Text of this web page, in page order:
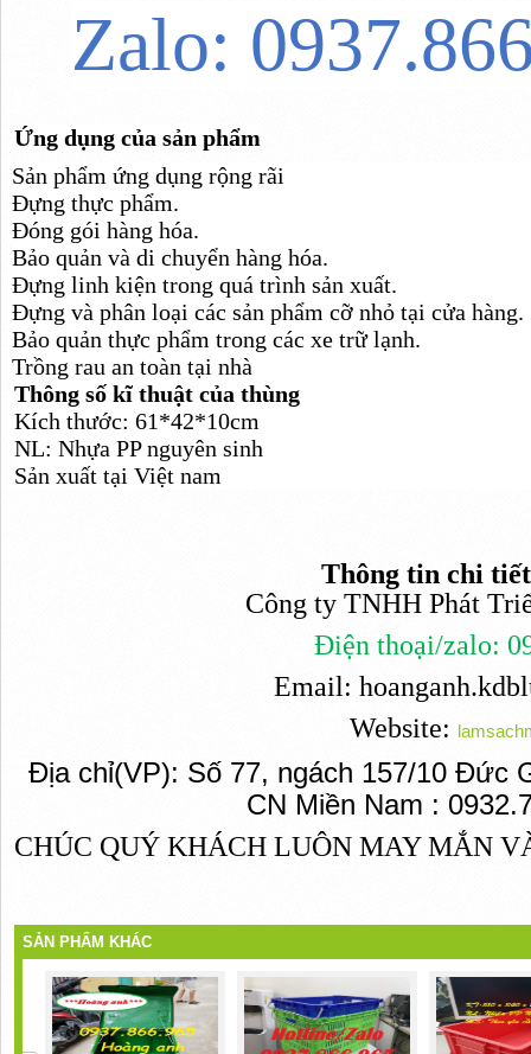
Zalo:
Ứng dụng của sản phẩm
Sản phẩm ứng dụng rộng rãi
Đựng thực phẩm.
Đóng gói hàng hóa.
Bảo quản và di chuyển hàng hóa.
Đựng linh kiện trong quá trình sản xuất.
Đựng và phân loại các sản phẩm cỡ nhỏ tại cửa hàng.
Bảo quản thực phẩm trong các xe trữ lạnh.
Trồng rau an toàn tại nhà
Thông số kĩ thuật của thùng
Kích thước: 61*42*10cm
NL: Nhựa PP nguyên sinh
Sản xuất tại Việt nam
Thông tin chi
Công ty TNHH Phát
Điện thoại/zalo:
Email:
Website:
Địa chỉ(VP): Số 77, ngách 157/10 Đức
CN Miền Nam :
CHÚC QUÝ KHÁCH LUÔN MAY MẮN
SẢN PHẨM KHÁC